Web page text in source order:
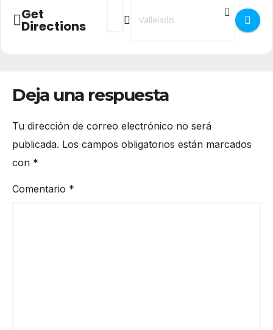
Get
Directions
Address - Estival Fest 2025 en Vallelado []
Destination Address - Estival Fest
Deja una respuesta
Tu dirección de correo electrónico no será
publicada. Los campos obligatorios están marcados
con *
Comentario *